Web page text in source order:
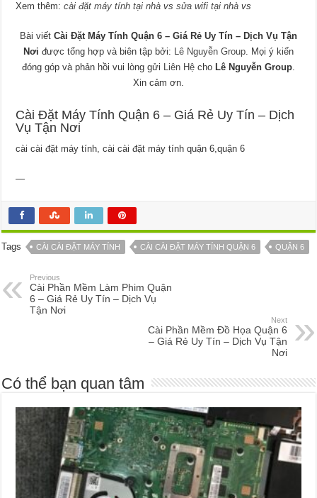
Xem thêm:cài đặt máy tính tại nhà vssửa wifi tại nhà vs
Bài viết Cài Đặt Máy Tính Quận 6 – Giá Rẻ Uy Tín – Dịch Vụ Tận
Nơi được tổng hợp và biên tập bởi: Lê Nguyễn Group. Mọi ý kiến
đóng góp và phản hồi vui lòng gửi Liên Hệcho Lê Nguyễn Group.
Xin cảm ơn.
Cài Đặt Máy Tính Quận 6 – Giá Rẻ Uy Tín – Dịch
Vụ Tận Nơi
cài cài đặt máy tính, cài cài đặt máy tính quận 6,quận 6
—
Tags CÀI CÀI ĐẶT MÁY TÍNH CÀI CÀI ĐẶT MÁY TÍNH QUẬN 6 QUẬN 6
Previous
Cài Phần Mềm Làm Phim Quận
6 – Giá Rẻ Uy Tín – Dịch Vụ
Tận Nơi
Next
Cài Phần Mềm Đồ Họa Quận 6
– Giá Rẻ Uy Tín – Dịch Vụ Tận
Nơi
Có thể bạn quan tâm